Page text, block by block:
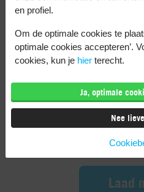
2026
Galaxy
Plus
Laad
en profiel.
Om de optimale cookies te
optimale cookies accepteren’.
cookies, kun je hier terecht.
Ja, optimale
Nee